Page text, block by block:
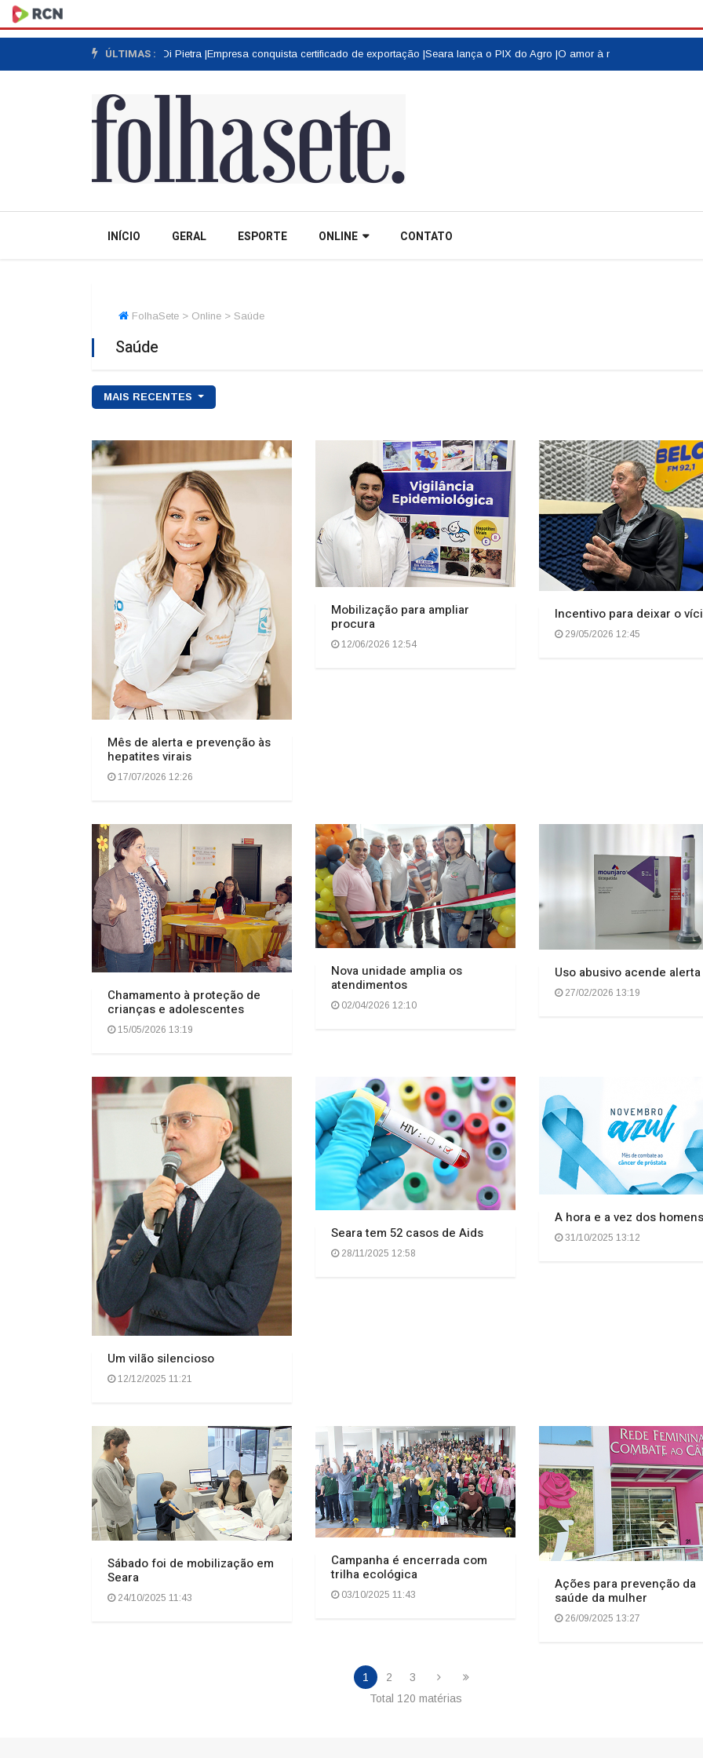
ÚLTIMAS :
e às raízes do Grupo Stella Di Pietra |Empresa conquista certificado de exportação |Seara lança o PIX do Agro |O amor à música e às raízes do
INÍCIO GERAL ESPORTE ONLINE CONTATO
FolhaSete > Online > Saúde
Saúde
MAIS RECENTES
Mês de alerta e prevenção às
hepatites virais
17/07/2026 12:26
Mobilização para ampliar
procura
12/06/2026 12:54
Incentivo para deixar o
29/05/2026 12:45
Chamamento à proteção de
crianças e adolescentes
15/05/2026 13:19
Nova unidade amplia os
atendimentos
02/04/2026 12:10
Uso abusivo acende alerta
27/02/2026 13:19
Um vilão silencioso
12/12/2025 11:21
Seara tem 52 casos de Aids
28/11/2025 12:58
A hora e a vez dos homens
31/10/2025 13:12
Sábado foi de mobilização em
Seara
24/10/2025 11:43
Campanha é encerrada com
trilha ecológica
03/10/2025 11:43
Ações para prevenção da
saúde da mulher
26/09/2025 13:27
1 2
3
Total 120 matérias